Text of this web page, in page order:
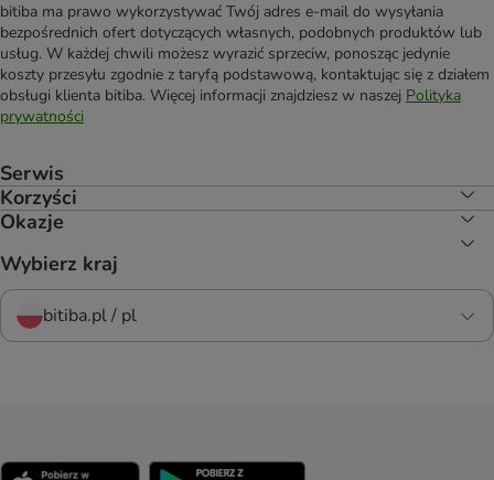
bitiba ma prawo wykorzystywać Twój adres e-mail do wysyłania
bezpośrednich ofert dotyczących własnych, podobnych produktów lub
usług. W każdej chwili możesz wyrazić sprzeciw, ponosząc jedynie
koszty przesyłu zgodnie z taryfą podstawową, kontaktując się z działem
obsługi klienta bitiba. Więcej informacji znajdziesz w naszej Polityka
prywatności
Serwis
Korzyści
Okazje
Wybierz kraj
bitiba.pl / pl